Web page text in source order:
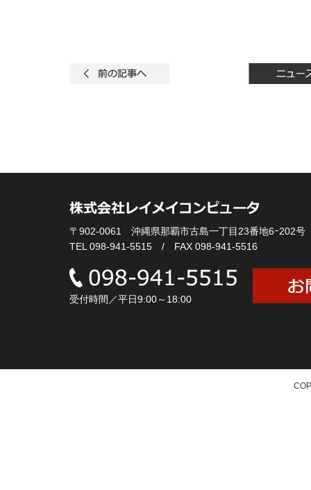
〒902-0061 沖縄県那覇市古島一丁目23番地6ｰ202号
TEL 098-941-5515 / FAX 098-941-5516
受付時間／平日9:00～18:00